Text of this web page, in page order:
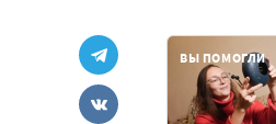
ВЫ ПОМОГЛИ